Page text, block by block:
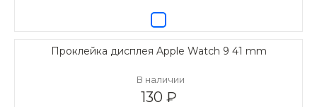
Проклейка дисплея Apple Watch 9 41 mm
В наличии
130 ₽